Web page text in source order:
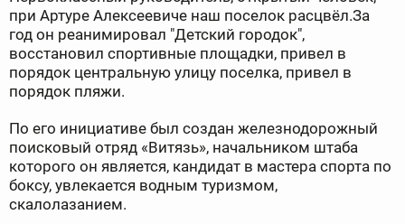
при Артуре Алексеевиче наш поселок расцвёл.За
год он реанимировал "Детский городок",
восстановил спортивные площадки, привел в
порядок центральную улицу поселка, привел в
порядок пляжи.
По его инициативе был создан железнодорожный
поисковый отряд «Витязь», начальником штаба
которого он является, кандидат в мастера спорта по
боксу, увлекается водным туризмом,
скалолазанием.